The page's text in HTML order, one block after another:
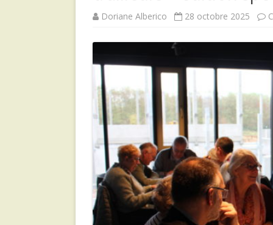
Doriane Alberico 28 octobre 2025